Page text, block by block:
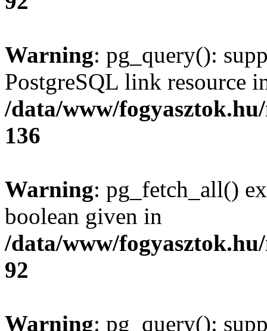
Warning: pg_query():
PostgreSQL link resource
/data/www/
136
Warning: pg_fetch_all()
boolean given in
/data/www/
92
Warning: pg_query():